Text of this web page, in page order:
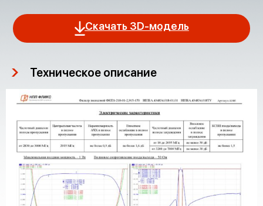
Скачать 3D-модель
Техническое описание